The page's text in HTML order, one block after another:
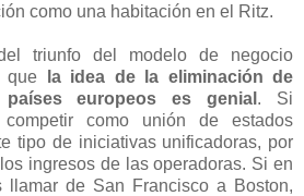
como una habitación en el Ritz.
del triunfo del modelo de negocio
que
la idea de la eliminación de
europeos es genial . Si
competir como unión de estados
tipo de iniciativas unificadoras, por
ingresos de las operadoras. Si en
llamar de San Francisco a Boston,